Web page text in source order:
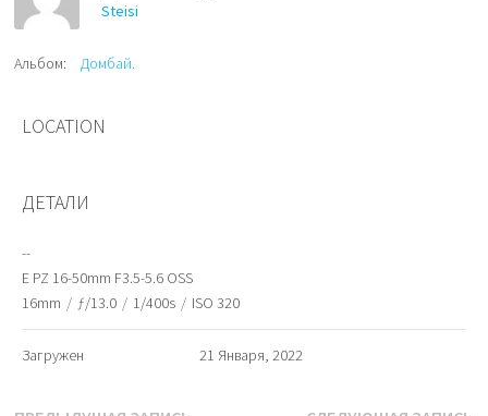
Steisi
Альбом: Домбай.
LOCATION
ДЕТАЛИ
--
E PZ 16-50mm F3.5-5.6 OSS
16mm / ƒ/13.0 / 1/400s / ISO 320
Загружен 21 Января, 2022